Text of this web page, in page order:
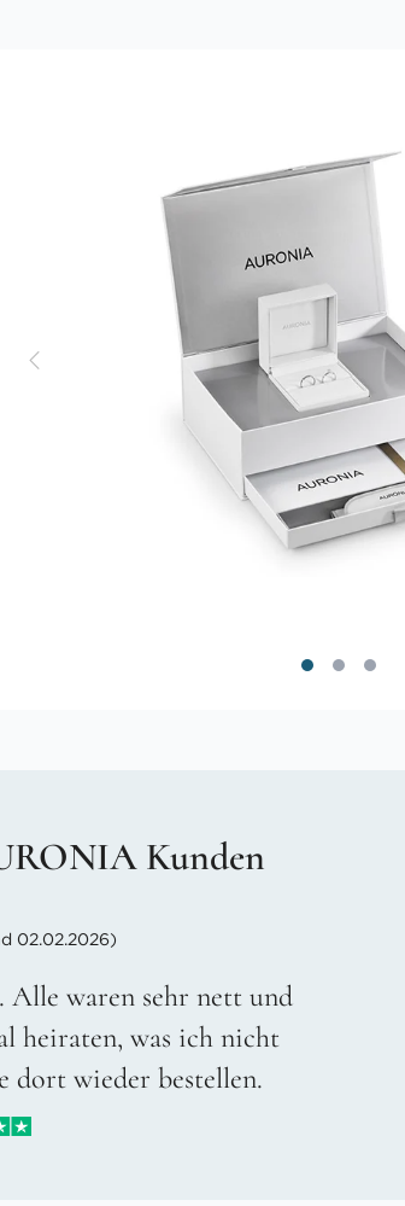
Kunden
02.02.2026)
Alle waren sehr nett und
heiraten, was ich nicht
dort wieder bestellen.